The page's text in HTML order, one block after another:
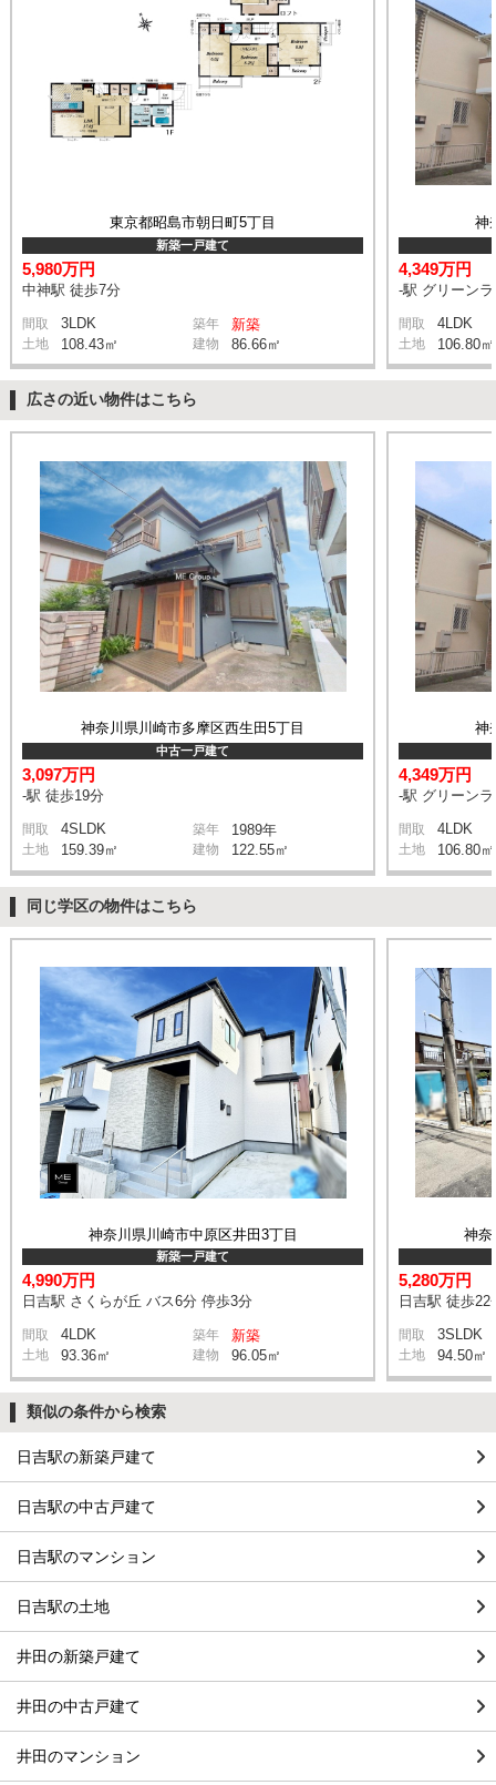
東京都昭島市朝日町5丁目
新築一戸建て
5,980万円
中神駅 徒歩7分
間取 3LDK 築年 新築
土地 108.43㎡ 建物 86.66㎡
神
4,349万円
-駅 グリーン
間取 4LDK
土地 106.80㎡
広さの近い物件はこちら
神奈川県川崎市多摩区西生田5丁目
中古一戸建て
3,097万円
-駅 徒歩19分
間取 4SLDK 築年 1989年
土地 159.39㎡ 建物 122.55㎡
神
4,349万円
-駅 グリーン
間取 4LDK
土地 106.80㎡
同じ学区の物件はこちら
神奈川県川崎市中原区井田3丁目
新築一戸建て
4,990万円
日吉駅 さくらが丘 バス6分 停歩3分
間取 4LDK 築年 新築
土地 93.36㎡ 建物 96.05㎡
神奈
5,280万円
日吉駅 徒歩22
間取 3SLDK
土地 94.50㎡
類似の条件から検索
日吉駅の新築戸建て
日吉駅の中古戸建て
日吉駅のマンション
日吉駅の土地
井田の新築戸建て
井田の中古戸建て
井田のマンション